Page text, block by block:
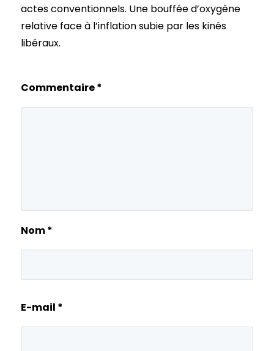
actes conventionnels. Une bouffée d’oxygène
relative face à l’inflation subie par les kinés
libéraux.
Commentaire*
Nom*
E-mail *